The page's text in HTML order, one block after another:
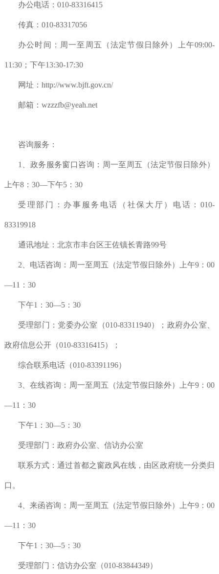
办公电话：010-83316415
传真：010-83317056
办公时间：周一至周五（法定节假日除外）上午09:00-
11:30；下午13:30-17:30
网址：http://www.bjft.gov.cn/
邮箱：wzzzfb@yeah.net
咨询服务：
1、政务服务窗口咨询：周一至周五（法定节假日除外）
上午8：30—下午5：30
受理部门：办事服务电话（社保大厅）电话：010-
83319918
通讯地址：北京市丰台区王佐镇长青路99号
2、电话咨询：周一至周五（法定节假日除外）上午9：00
—11：30
下午1：30—5：30
受理部门：党委办公室（010-83311940）；政府办公室、
政府信息公开（010-83316415）；
综合联系电话（010-83391196）
3、在线咨询：周一至周五（法定节假日除外）上午9：00
—11：30
下午1：30—5：30
受理部门：政府办公室、信访办公室
联系方式：通过首都之窗政风在线，由区政府统一分类归
口。
4、来函咨询：周一至周五（法定节假日除外）上午9：00
—11：30
下午1：30—5：30
受理部门：信访办公室（010-83844349）